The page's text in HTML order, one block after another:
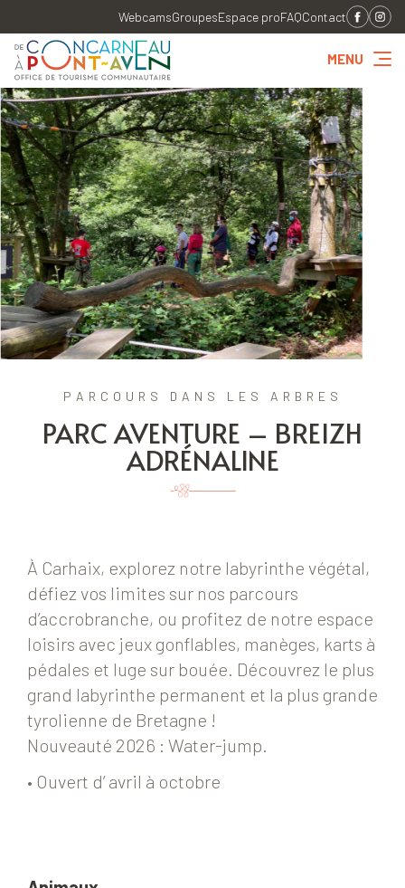
WebcamsGroupesEspace proFAQContact
MENU
PARCOURS DANS LES ARBRES
PARC AVENTURE – BREIZH
ADRÉNALINE
À Carhaix, explorez notre labyrinthe végétal,
défiez vos limites sur nos parcours
d’accrobranche, ou profitez de notre espace
loisirs avec jeux gonflables, manèges, karts à
pédales et luge sur bouée. Découvrez le plus
grand labyrinthe permanent et la plus grande
tyrolienne de Bretagne !
Nouveauté 2026 : Water-jump.
• Ouvert d’ avril à octobre